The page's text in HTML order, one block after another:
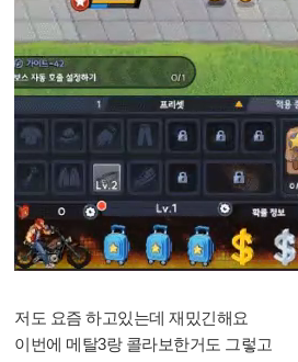
저도 요즘 하고있는데 재밌긴해요
이번에 메탈3랑 콜라보한거도 그렇고